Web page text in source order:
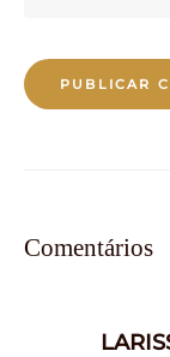
Comentários